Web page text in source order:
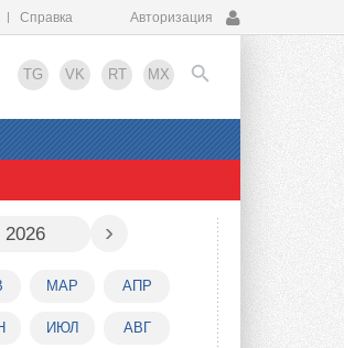
Справка Авторизация
TG VK RT MX
EN
2026 ›
МАР АПР
ИЮЛ АВГ